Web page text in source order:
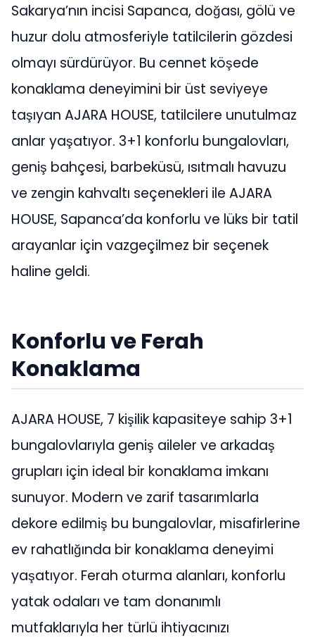
Sakarya’nın incisi Sapanca, doğası, gölü ve
huzur dolu atmosferiyle tatilcilerin gözdesi
olmayı sürdürüyor. Bu cennet köşede
konaklama deneyimini bir üst seviyeye
taşıyan AJARA HOUSE, tatilcilere unutulmaz
anlar yaşatıyor. 3+1 konforlu bungalovları,
geniş bahçesi, barbeküsü, ısıtmalı havuzu
ve zengin kahvaltı seçenekleri ile AJARA
HOUSE, Sapanca’da konforlu ve lüks bir tatil
arayanlar için vazgeçilmez bir seçenek
haline geldi.
Konforlu ve Ferah
Konaklama
AJARA HOUSE, 7 kişilik kapasiteye sahip 3+1
bungalovlarıyla geniş aileler ve arkadaş
grupları için ideal bir konaklama imkanı
sunuyor. Modern ve zarif tasarımlarla
dekore edilmiş bu bungalovlar, misafirlerine
ev rahatlığında bir konaklama deneyimi
yaşatıyor. Ferah oturma alanları, konforlu
yatak odaları ve tam donanımlı
mutfaklarıyla her türlü ihtiyacınızı